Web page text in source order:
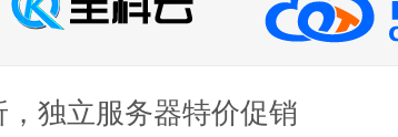
独立服务器特价促销